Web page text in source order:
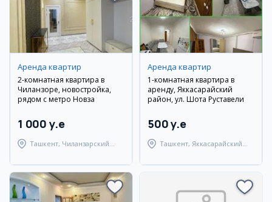
Аренда квартир
2-комнатная квартира в
Чиланзоре, новостройка,
рядом с метро Новза
1 000 y.e
Ташкент, Чиланзарский
Аренда квартир
1-комнатная квартира в
аренду, Яккасарайский
район, ул. Шота Руставели
500 y.e
Ташкент, Яккасарайский